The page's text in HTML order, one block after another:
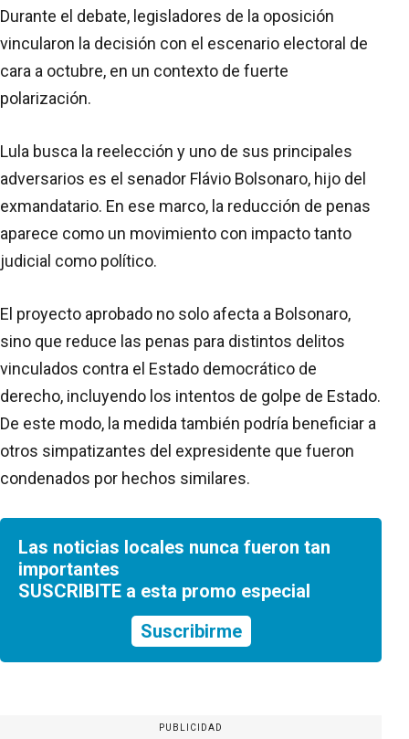
Durante el debate, legisladores de la oposición
vincularon la decisión con el escenario electoral de
cara a octubre, en un contexto de fuerte
polarización.
Lula busca la reelección y uno de sus principales
adversarios es el senador Flávio Bolsonaro, hijo del
exmandatario. En ese marco, la reducción de penas
aparece como un movimiento con impacto tanto
judicial como político.
El proyecto aprobado no solo afecta a Bolsonaro,
sino que reduce las penas para distintos delitos
vinculados contra el Estado democrático de
derecho, incluyendo los intentos de golpe de Estado.
De este modo, la medida también podría beneficiar a
otros simpatizantes del expresidente que fueron
condenados por hechos similares.
Las noticias locales nunca fueron tan
importantes
SUSCRIBITE a esta promo especial
Suscribirme
PUBLICIDAD